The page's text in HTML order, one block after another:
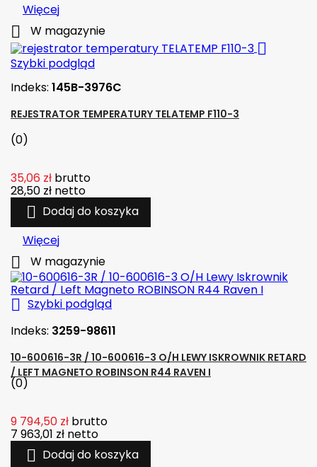
Więcej
 W magazynie

Szybki podgląd
Indeks: 145B-3976C
REJESTRATOR TEMPERATURY TELATEMP F110-3
(0)
35,06 zł brutto
28,50 zł netto
 Dodaj do koszyka
Więcej
 W magazynie
 Szybki podgląd
Indeks: 3259-98611
10-600616-3R / 10-600616-3 O/H LEWY ISKROWNIK RETARD
/ LEFT MAGNETO ROBINSON R44 RAVEN I
(0)
9 794,50 zł brutto
7 963,01 zł netto
 Dodaj do koszyka